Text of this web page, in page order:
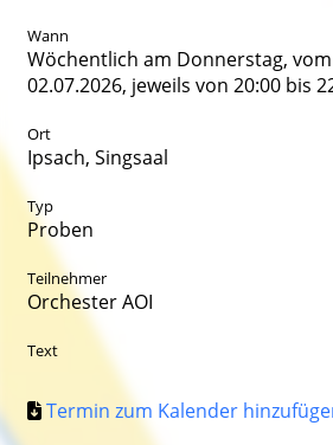
Wann
Wöchentlich am Donnerstag, vom
02.07.2026, jeweils von 20:00 bis
Ort
Ipsach, Singsaal
Typ
Proben
Teilnehmer
Orchester AOI
Text
Termin zum Kalender